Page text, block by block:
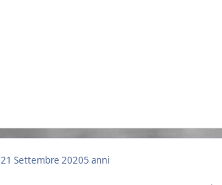
21 Settembre 20205 anni